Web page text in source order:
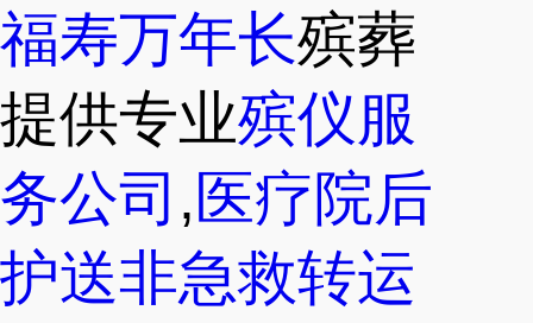
福寿万年长殡葬
提供专业殡仪服
务公司 ,医疗院后
护送非急救转运